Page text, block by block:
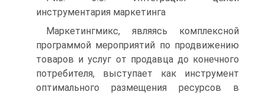
инструментария маркетинга
Маркетингмикс, являясь комплексной
программой мероприятий по продвижению
товаров и услуг от продавца до конечного
потребителя, выступает как инструмент
оптимального размещения ресурсов в